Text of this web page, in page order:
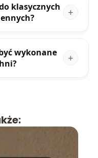
klasycznych
wykonane